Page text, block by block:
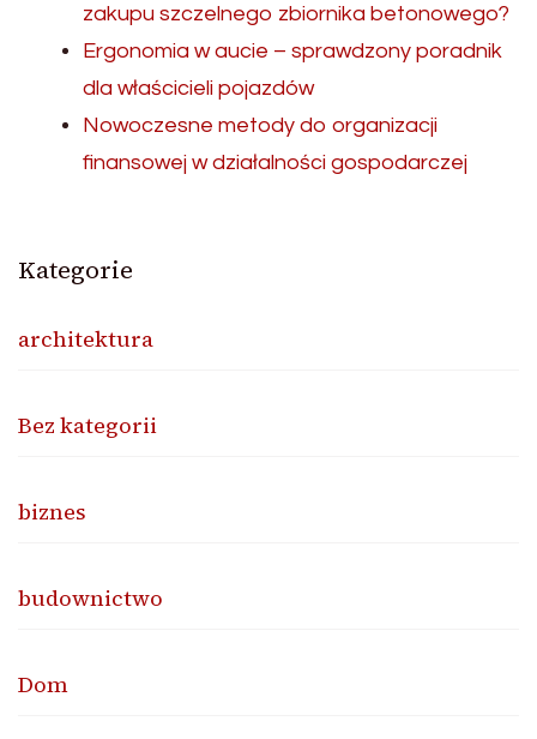
zakupu szczelnego zbiornika betonowego?
Ergonomia w aucie – sprawdzony poradnik
dla właścicieli pojazdów
Nowoczesne metody do organizacji
finansowej w działalności gospodarczej
Kategorie
architektura
Bez kategorii
biznes
budownictwo
Dom